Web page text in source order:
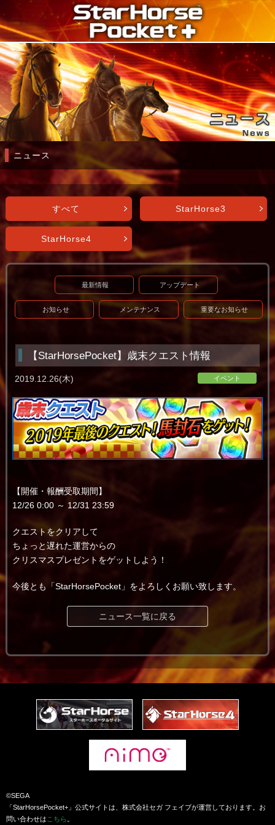
ニュース
すべて StarHorse3
StarHorse4
最新情報 アップデート
お知らせ メンテナンス 重要なお知らせ
【StarHorsePocket】歳末クエスト情報
イベント
2019.12.26(木)
【開催・報酬受取期間】
12/26 0:00 ～ 12/31 23:59
クエストをクリアして
ちょっと遅れた運営からの
クリスマスプレゼントをゲットしよう！
今後とも「StarHorsePocket」をよろしくお願い致します。
ニュース一覧に戻る
©SEGA
「StarHorsePocket+」公式サイトは、株式会社セガ フェイブが運営しております。お
問い合わせは こちら 。